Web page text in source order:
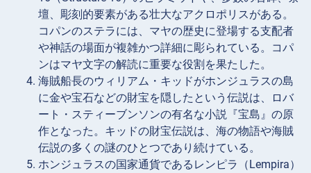
壇、彫刻的要素がある壮大なアクロポリスがある。
コパンのステラには、マヤの歴史に登場する支配者
や神話の場面が複雑かつ詳細に彫られている。コパ
ンはマヤ文字の解読に重要な役割を果たした。
海賊船長のウィリアム・キッドがホンジュラスの島
に金や宝石などの財宝を隠したという伝説は、ロバ
ート・スティーブンソンの有名な小説『宝島』の原
作となった。キッドの財宝伝説は、海の物語や海賊
伝説の多くの謎のひとつであり続けている。
ホンジュラスの国家通貨であるレンピラ（Lempira）